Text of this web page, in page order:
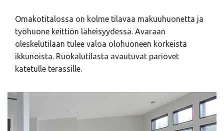
Omakotitalossa on kolme tilavaa makuuhuonetta ja
työhuone keittiön läheisyydessä. Avaraan
oleskelutilaan tulee valoa olohuoneen korkeista
ikkunoista. Ruokalutilasta avautuvat pariovet
katetulle terassille.